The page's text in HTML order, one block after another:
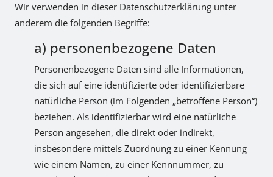
Wir verwenden in dieser Datenschutzerklärung unter
anderem die folgenden Begriffe:
a) personenbezogene Daten
Personenbezogene Daten sind alle Informationen,
die sich auf eine identifizierte oder identifizierbare
natürliche Person (im Folgenden „betroffene Person“)
beziehen. Als identifizierbar wird eine natürliche
Person angesehen, die direkt oder indirekt,
insbesondere mittels Zuordnung zu einer Kennung
wie einem Namen, zu einer Kennnummer, zu